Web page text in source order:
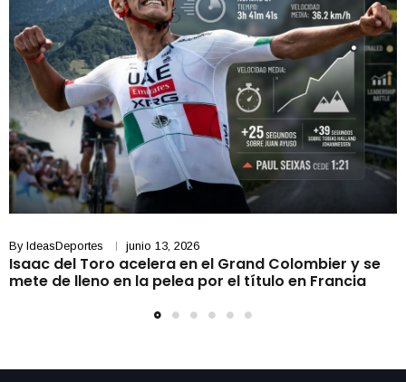
By IdeasDeportes junio 13, 2026
Isaac del Toro acelera en el Grand Colombier y se
mete de lleno en la pelea por el título en Francia